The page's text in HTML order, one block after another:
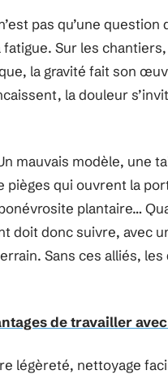
pas qu’une question
Sur les
la gravité fait son
la douleur
mauvais modèle, une
pièges qui ouvrent la
plantaire…
doit donc suivre, avec
Sans ces alliés,
de travailler
légèreté, nettoyage